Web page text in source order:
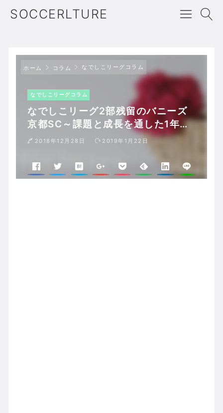
SOCCERLTURE
ホーム コラム なでしこリーグコラム
なでしこリーグコラム
なでしこリーグ2部残留のバニーズ
京都SC～課題と成長を通した1年の
成果
2018年12月28日 2019年1月22日